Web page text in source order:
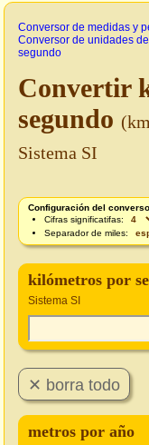
Conversor de medidas y
Conversor de unidades
segundo
Convertir
segundo
Sistema SI
Configuración del
Cifras significatifas:
Separador de miles:
kilómetros por
Sistema SI
metros por año